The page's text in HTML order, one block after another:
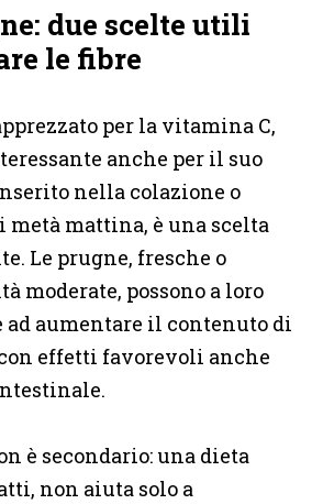
due scelte utili
le fibre
per la vitamina C,
anche per il suo
nella colazione o
mattina, è una scelta
Le prugne, fresche o
moderate, possono a loro
aumentare il contenuto di
effetti favorevoli anche
è secondario: una dieta
non aiuta solo a